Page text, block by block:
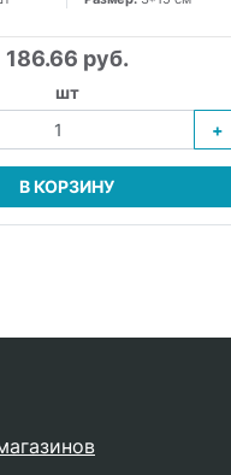
186.66 руб.
шт
+
В КОРЗИНУ